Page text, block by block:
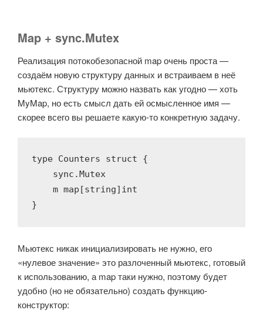
Map + sync.Mutex
Реализация потокобезопасной map очень проста —
создаём новую структуру данных и встраиваем в неё
мьютекс. Структуру можно назвать как угодно — хоть
MyMap, но есть смысл дать ей осмысленное имя —
скорее всего вы решаете какую-то конкретную задачу.
type Counters struct {
    sync.Mutex
    m
map [string] int
}
Мьютекс никак инициализировать не нужно, его
«нулевое значение» это разлоченный мьютекс, готовый
к использованию, а map таки нужно, поэтому будет
удобно (но не обязательно) создать функцию-
конструктор: